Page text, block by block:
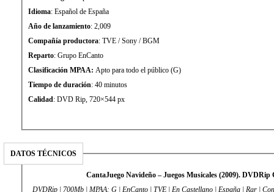
Idioma: Español de España
Año de lanzamiento: 2,009
Compañía productora: TVE / Sony / BGM
Reparto: Grupo EnCanto
Clasificación MPAA: Apto para todo el público (G)
Tiempo de duración: 40 minutos
Calidad: DVD Rip, 720×544 px
DATOS TÉCNICOS
CantaJuego Navideño – Juegos Musicales (2009). DVDRip
DVDRip | 700Mb | MPAA: G | EnCanto | TVE | En Castellano | España | Rar |